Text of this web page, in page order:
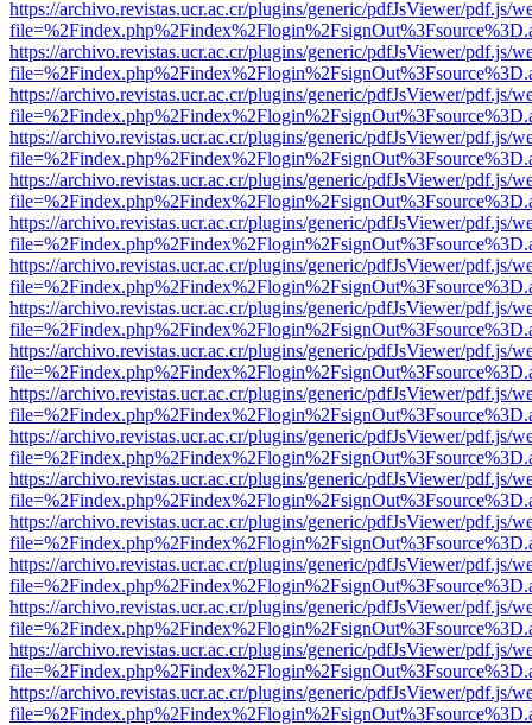
https://archivo.revistas.ucr.ac.cr/plugins/generic/pdfJsViewer/pdf.js/
https://archivo.revistas.ucr.ac.cr/plugins/generic/pdfJsViewer/pdf.js/
https://archivo.revistas.ucr.ac.cr/plugins/generic/pdfJsViewer/pdf.js/
https://archivo.revistas.ucr.ac.cr/plugins/generic/pdfJsViewer/pdf.js/
https://archivo.revistas.ucr.ac.cr/plugins/generic/pdfJsViewer/pdf.js/
https://archivo.revistas.ucr.ac.cr/plugins/generic/pdfJsViewer/pdf.js/
https://archivo.revistas.ucr.ac.cr/plugins/generic/pdfJsViewer/pdf.js/
https://archivo.revistas.ucr.ac.cr/plugins/generic/pdfJsViewer/pdf.js/
https://archivo.revistas.ucr.ac.cr/plugins/generic/pdfJsViewer/pdf.js/
https://archivo.revistas.ucr.ac.cr/plugins/generic/pdfJsViewer/pdf.js/
https://archivo.revistas.ucr.ac.cr/plugins/generic/pdfJsViewer/pdf.js/
https://archivo.revistas.ucr.ac.cr/plugins/generic/pdfJsViewer/pdf.js/
https://archivo.revistas.ucr.ac.cr/plugins/generic/pdfJsViewer/pdf.js/
https://archivo.revistas.ucr.ac.cr/plugins/generic/pdfJsViewer/pdf.js/
https://archivo.revistas.ucr.ac.cr/plugins/generic/pdfJsViewer/pdf.js/
https://archivo.revistas.ucr.ac.cr/plugins/generic/pdfJsViewer/pdf.js/
https://archivo.revistas.ucr.ac.cr/plugins/generic/pdfJsViewer/pdf.js/